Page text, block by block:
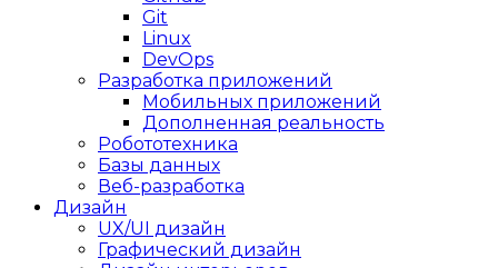
Git
Linux
DevOps
Разработка приложений
Мобильных приложений
Дополненная реальность
Робототехника
Базы данных
Веб-разработка
Дизайн
UX/UI дизайн
Графический дизайн